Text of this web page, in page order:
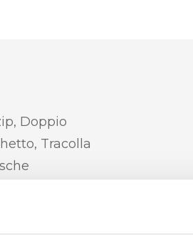
Doppio
Tracolla